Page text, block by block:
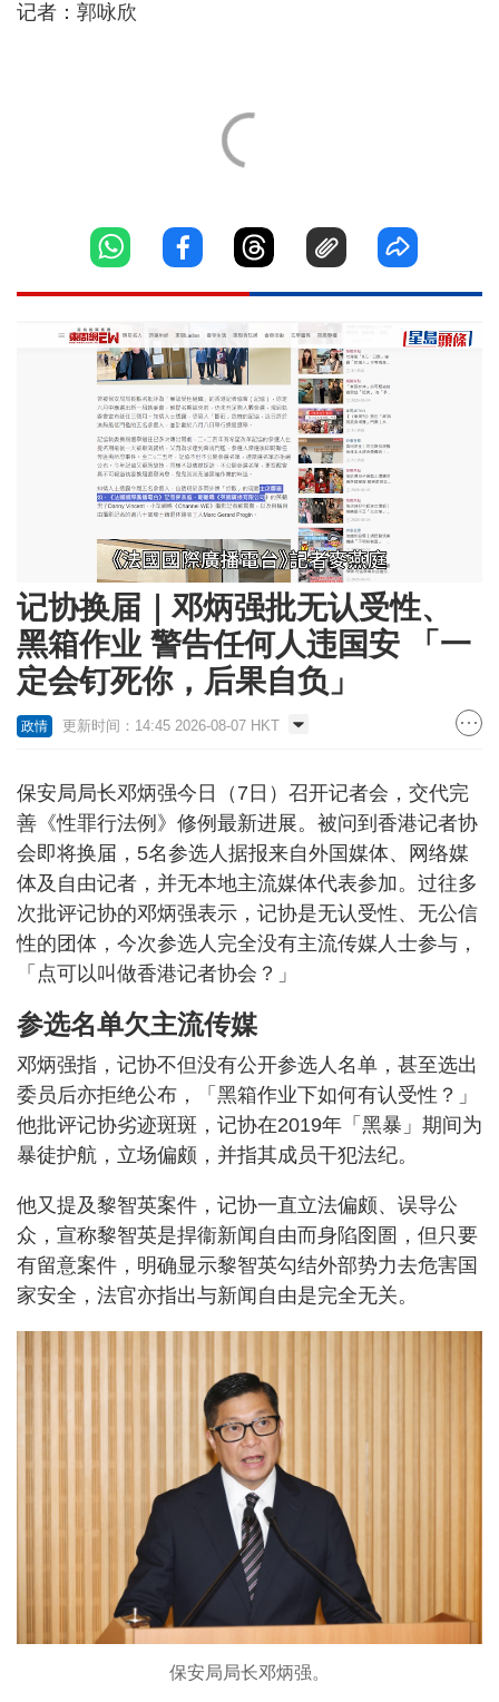
记者：郭咏欣
Unmute Loaded:
34.57%
记协换届｜邓炳强批无认受性、
黑箱作业 警告任何人违国安 「一
定会钉死你，后果自负」
政情 更新时间：14:45 2026-08-07 HKT
保安局局长邓炳强今日（7日）召开记者会，交代完
善《性罪行法例》修例最新进展。被问到香港记者协
会即将换届，5名参选人据报来自外国媒体、网络媒
体及自由记者，并无本地主流媒体代表参加。过往多
次批评记协的邓炳强表示，记协是无认受性、无公信
性的团体，今次参选人完全没有主流传媒人士参与，
「点可以叫做香港记者协会？」
参选名单欠主流传媒
邓炳强指，记协不但没有公开参选人名单，甚至选出
委员后亦拒绝公布，「黑箱作业下如何有认受性？」
他批评记协劣迹斑斑，记协在2019年「黑暴」期间为
暴徒护航，立场偏颇，并指其成员干犯法纪。
他又提及黎智英案件，记协一直立法偏颇、误导公
众，宣称黎智英是捍衞新闻自由而身陷囹圄，但只要
有留意案件，明确显示黎智英勾结外部势力去危害国
家安全，法官亦指出与新闻自由是完全无关。
保安局局长邓炳强。